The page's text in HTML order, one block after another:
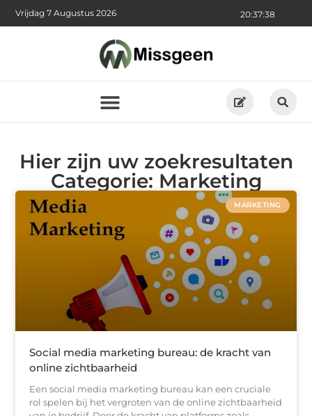
20:37:38
Vrijdag 7 Augustus 2026
Hier zijn uw zoekresultaten
Categorie: Marketing
MARKETING
Social media marketing bureau: de kracht van
online zichtbaarheid
Een social media marketing bureau kan een cruciale
rol spelen bij het vergroten van de online zichtbaarheid